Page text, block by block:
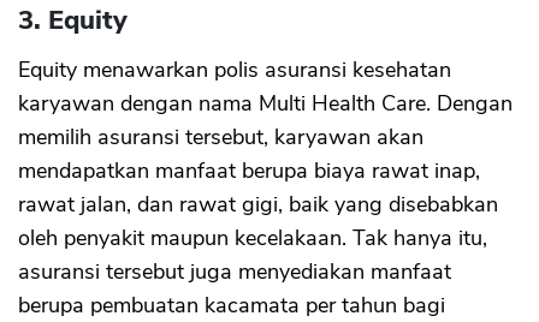
3. Equity
Equity menawarkan polis asuransi kesehatan
karyawan dengan nama Multi Health Care. Dengan
memilih asuransi tersebut, karyawan akan
mendapatkan manfaat berupa biaya rawat inap,
rawat jalan, dan rawat gigi, baik yang disebabkan
oleh penyakit maupun kecelakaan. Tak hanya itu,
asuransi tersebut juga menyediakan manfaat
berupa pembuatan kacamata per tahun bagi